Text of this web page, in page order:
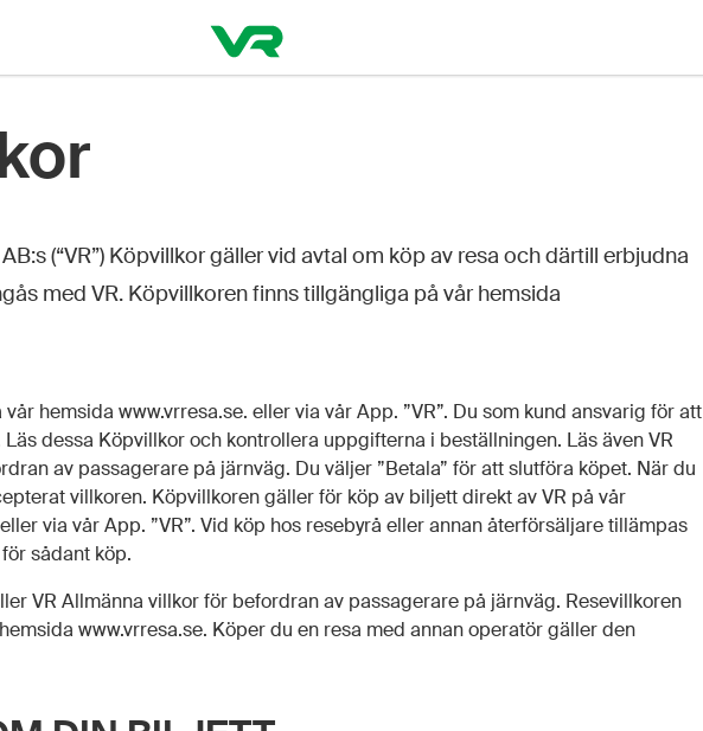
(“VR”) Köpvillkor gäller vid avtal om köp av resa och därtill erbjudna
med VR. Köpvillkoren finns tillgängliga på vår hemsida
hemsida www.vrresa.se. eller via vår App. ”VR”. Du som kund ansvarig för att
dessa Köpvillkor och kontrollera uppgifterna i beställningen. Läs även VR
av passagerare på järnväg. Du väljer ”Betala” för att slutföra köpet. När du
villkoren. Köpvillkoren gäller för köp av biljett direkt av VR på vår
via vår App. ”VR”. Vid köp hos resebyrå eller annan återförsäljare tillämpas
sådant köp.
VR Allmänna villkor för befordran av passagerare på järnväg. Resevillkoren
www.vrresa.se. Köper du en resa med annan operatör gäller den